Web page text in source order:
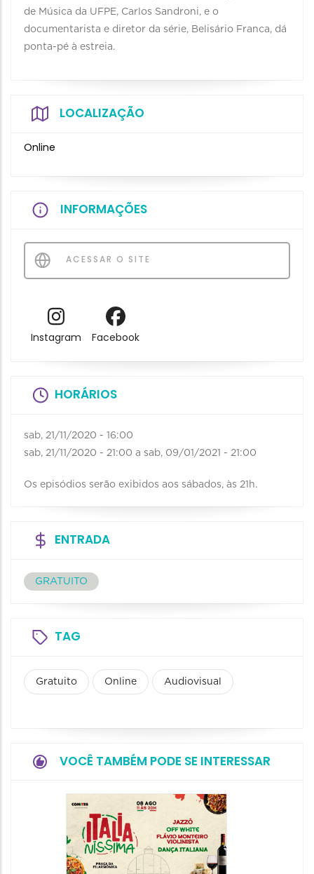
de Música da UFPE, Carlos Sandroni, e o
documentarista e diretor da série, Belisário Franca, dá
ponta-pé à estreia.
LOCALIZAÇÃO
Online
INFORMAÇÕES
ACESSAR O SITE
Instagram Facebook
HORÁRIOS
sab, 21/11/2020 - 16:00
sab, 21/11/2020 - 21:00 a sab, 09/01/2021 - 21:00
Os episódios serão exibidos aos sábados, às 21h.
ENTRADA
GRATUITO
TAG
Gratuito Online Audiovisual
VOCÊ TAMBÉM PODE SE INTERESSAR